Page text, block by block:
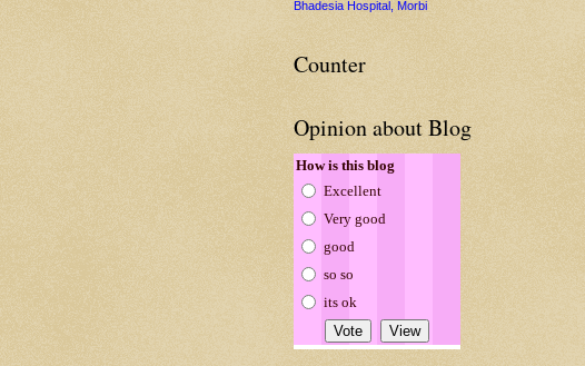
Bhadesia Hospital, Morbi
Counter
Opinion about Blog
How is this blog
Excellent
Very good
good
so so
its ok